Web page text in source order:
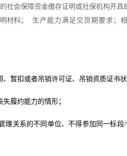
社会保障资金缴存证明或社保机构开具
材料；
生产能力满足交货期要求；
暂扣或者吊销许可证、吊销资质证书状
履约能力的情形；
理关系的不同单位、不得参加同一标段/